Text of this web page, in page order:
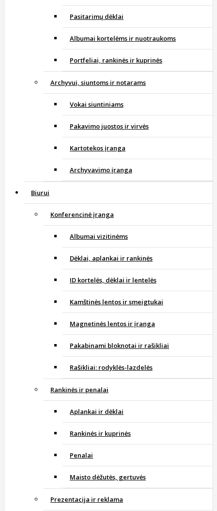
Pasitarimų dėklai
Albumai kortelėms ir nuotraukoms
Portfeliai, rankinės ir kuprinės
Archyvui, siuntoms ir notarams
Vokai siuntiniams
Pakavimo juostos ir virvės
Kartotekos įranga
Archyvavimo įranga
Biurui
Konferencinė įranga
Albumai vizitinėms
Dėklai, aplankai ir rankinės
ID kortelės, dėklai ir lentelės
Kamštinės lentos ir smeigtukai
Magnetinės lentos ir įranga
Pakabinami bloknotai ir rašikliai
Rašikliai: rodyklės-lazdelės
Rankinės ir penalai
Aplankai ir dėklai
Rankinės ir kuprinės
Penalai
Maisto dėžutės, gertuvės
Prezentacija ir reklama